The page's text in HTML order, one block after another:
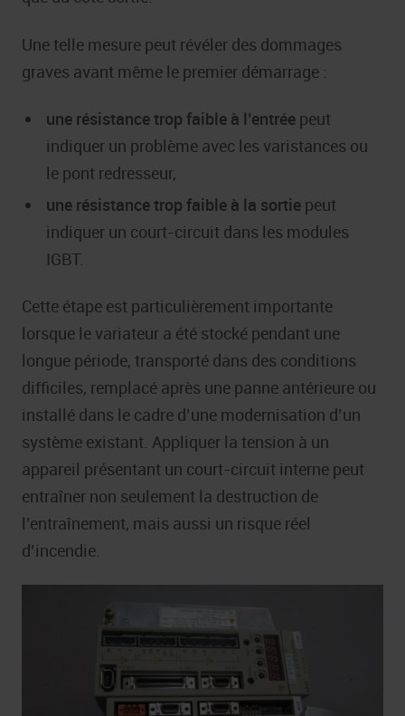
Une telle mesure peut révéler des dommages
graves avant même le premier démarrage :
une résistance trop faible à l’entrée peut
indiquer un problème avec les varistances ou
le pont redresseur,
une résistance trop faible à la sortie peut
indiquer un court-circuit dans les modules
IGBT.
Cette étape est particulièrement importante
lorsque le variateur a été stocké pendant une
longue période, transporté dans des conditions
difficiles, remplacé après une panne antérieure ou
installé dans le cadre d’une modernisation d’un
système existant. Appliquer la tension à un
appareil présentant un court-circuit interne peut
entraîner non seulement la destruction de
l’entraînement, mais aussi un risque réel
d’incendie.